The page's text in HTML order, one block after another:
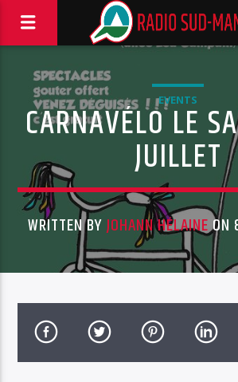
EVENTS
CARNAVÉLO LE
JUILLET
WRITTEN BYJOHANN HÉLAINEON